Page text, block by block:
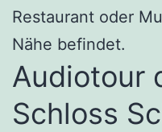
Restaurant oder
Nähe befindet.
Audiotour
Schloss